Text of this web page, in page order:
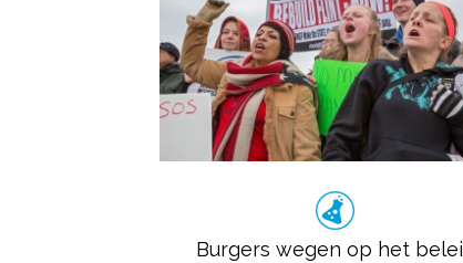
Burgers wegen op het